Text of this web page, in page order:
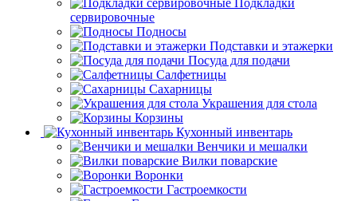
сервировочные
Подносы
Подставки и этажерки
Посуда для подачи
Салфетницы
Сахарницы
Украшения для стола
Корзины
Кухонный инвентарь
Венчики и мешалки
Вилки поварские
Воронки
Гастроемкости